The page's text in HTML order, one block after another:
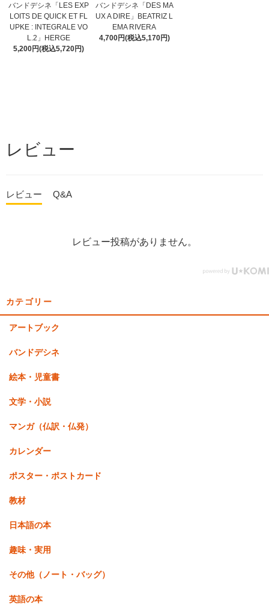
バンドデシネ「LES EXP
LOITS DE QUICK ET FL
UPKE : INTEGRALE VO
L.2」HERGE
5,200円(税込5,720円)
バンドデシネ「DES MA
UX A DIRE」BEATRIZ L
EMA RIVERA
4,700円(税込5,170円)
レビュー
レビュー Q&A
レビュー投稿がありません。
カテゴリー
アートブック
バンドデシネ
絵本・児童書
文学・小説
マンガ（仏訳・仏発）
カレンダー
ポスター・ポストカード
教材
日本語の本
趣味・実用
その他（ノート・バッグ）
英語の本